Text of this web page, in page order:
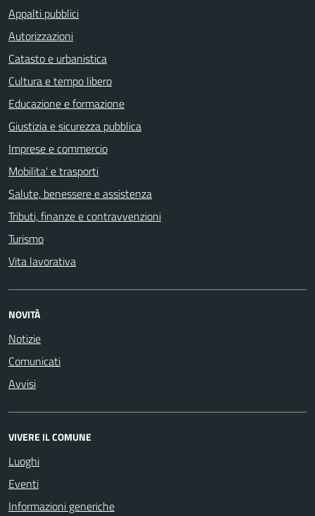
Appalti pubblici
Autorizzazioni
Catasto e urbanistica
Cultura e tempo libero
Educazione e formazione
Giustizia e sicurezza pubblica
Imprese e commercio
Mobilita' e trasporti
Salute, benessere e assistenza
Tributi, finanze e contravvenzioni
Turismo
Vita lavorativa
NOVITÀ
Notizie
Comunicati
Avvisi
VIVERE IL COMUNE
Luoghi
Eventi
Informazioni generiche